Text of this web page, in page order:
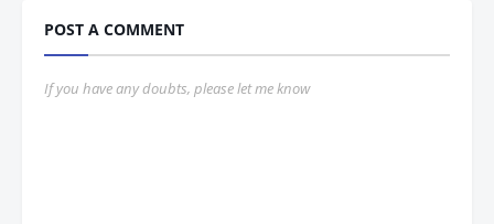
POST A COMMENT
If you have any doubts, please let me know